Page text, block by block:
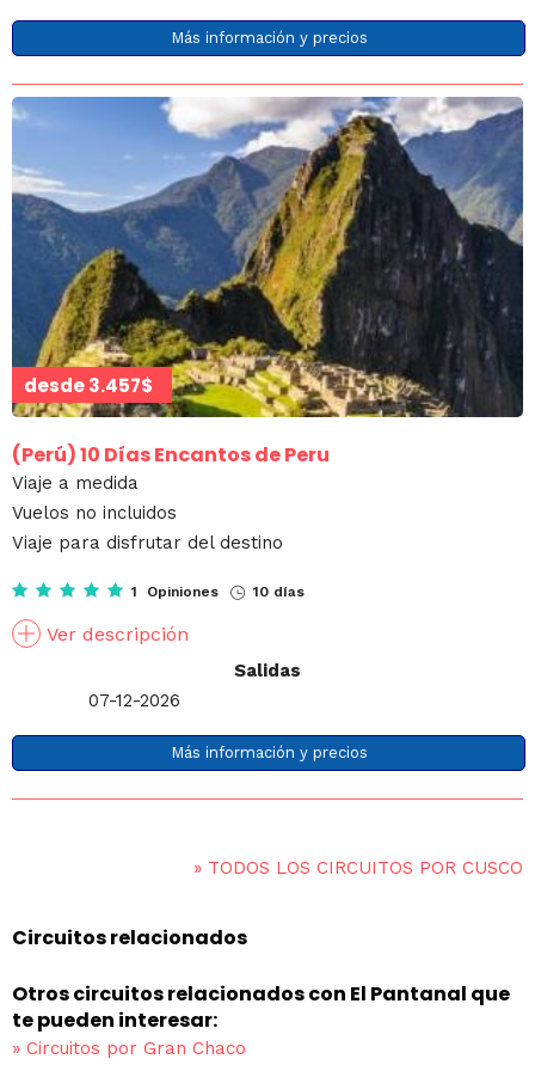
Más información y precios
desde3.457$
(Perú)10 Días Encantos de Peru
Viaje a medida
Vuelos no incluidos
Viaje para disfrutar del destino
1 Opiniones 10 días
Ver descripción
Salidas
07-12-2026
Más información y precios
» TODOS LOS CIRCUITOS POR CUSCO
Circuitos relacionados
Otros circuitos relacionados con El Pantanal que
te pueden interesar:
» Circuitos por Gran Chaco